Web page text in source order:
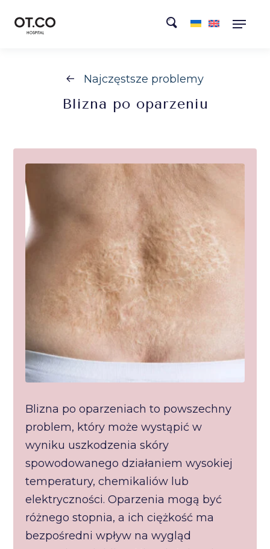
Najczęstsze problemy
Blizna po oparzeniu
Blizna po oparzeniach to powszechny
problem, który może wystąpić w
wyniku uszkodzenia skóry
spowodowanego działaniem wysokiej
temperatury, chemikaliów lub
elektryczności. Oparzenia mogą być
różnego stopnia, a ich ciężkość ma
bezpośredni wpływ na wygląd